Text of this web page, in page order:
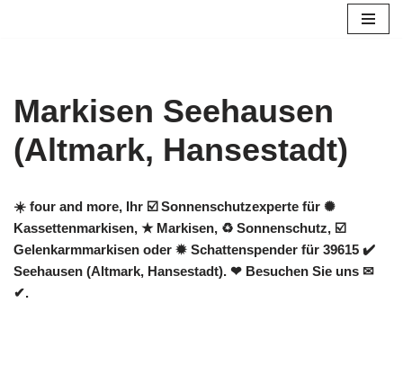
Markisen Seehausen
(Altmark, Hansestadt)
☀️ four and more, Ihr ☑️ Sonnenschutzexperte für ✺
Kassettenmarkisen, ★ Markisen, ♻ Sonnenschutz, ☑️
Gelenkarmmarkisen oder ✹ Schattenspender für 39615 ✔️
Seehausen (Altmark, Hansestadt). ❤ Besuchen Sie uns ✉
✔.